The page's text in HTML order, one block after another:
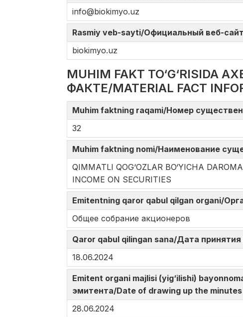
info@biokimyo.uz
Rasmiy veb-sayti/Официальный веб-
biokimyo.uz
MUHIM FAKT
ФАКТЕ/MATERIAL FACT
Muhim faktning raqami/Номер
32
Muhim faktning nomi/Наименование
QIMMATLI QOG‘OZLAR BO‘YICHA
INCOME ON SECURITIES
Emitentning qaror qabul qilgan organi/
Общее собрание акционеров
Qaror qabul qilingan sana/Дата
18.06.2024
Emitent organi majlisi (yig‘ilishi)
эмитента/Date of drawing up the
28.06.2024